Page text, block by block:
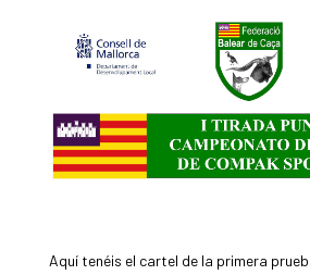
Aquí tenéis el cartel de la primera